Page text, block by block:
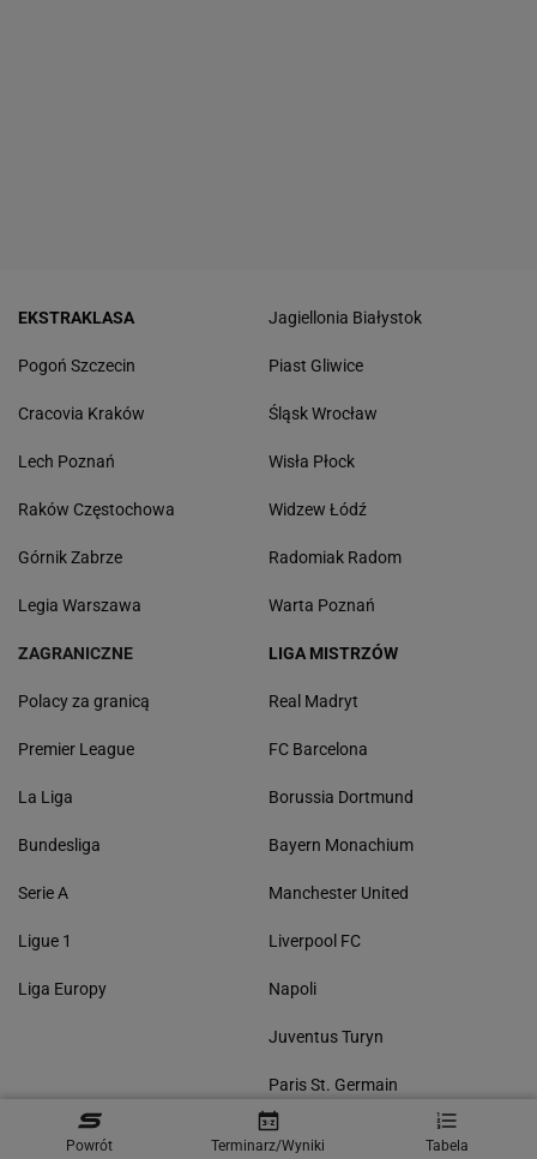
Powrót Terminarz/Wyniki Tabela
EKSTRAKLASA
Pogoń Szczecin
Cracovia Kraków
Lech Poznań
Raków Częstochowa
Górnik Zabrze
Legia Warszawa
Jagiellonia Białystok
Piast Gliwice
Śląsk Wrocław
Wisła Płock
Widzew Łódź
Radomiak Radom
Warta Poznań
ZAGRANICZNE
Polacy za granicą
Premier League
La Liga
Bundesliga
Serie A
Ligue 1
Liga Europy
LIGA MISTRZÓW
Real Madryt
FC Barcelona
Borussia Dortmund
Bayern Monachium
Manchester United
Liverpool FC
Napoli
Juventus Turyn
Paris St. Germain
POZOSTAŁE